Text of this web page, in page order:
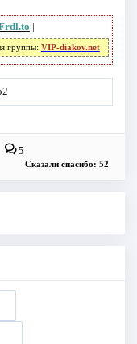
|
группы: VIP-diakov.net
5
Сказали спасибо: 52